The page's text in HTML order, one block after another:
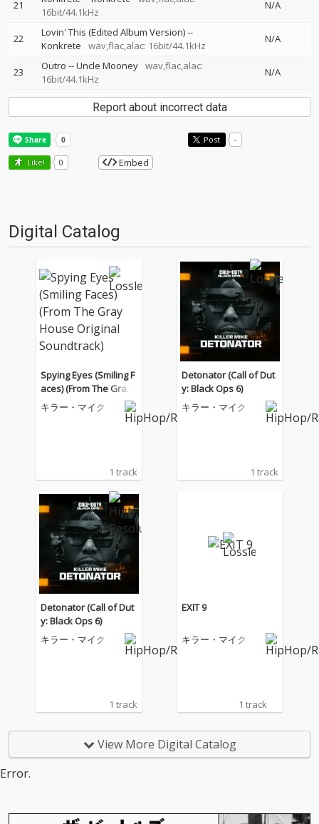
21
16bit/44.1kHz
N/A
22 Lovin' This (Edited Album Version)--
Konkrete
wav,flac,alac: 16bit/44.1kHz
N/A
23 Outro --Uncle Mooney wav,flac,alac:
16bit/44.1kHz
N/A
Report about incorrect data
Post -
Like! 0 Embed
Digital Catalog
Spying Eyes (Smiling F
aces) (From The Gray
House Original Sound
track)
キラー・マイク
1 track
Detonator (Call of Dut
y: Black Ops 6)
キラー・マイク
1 track
Detonator (Call of Dut
y: Black Ops 6)
キラー・マイク
1 track
EXIT 9
キラー・マイク
1 track
View More Digital Catalog
Error.